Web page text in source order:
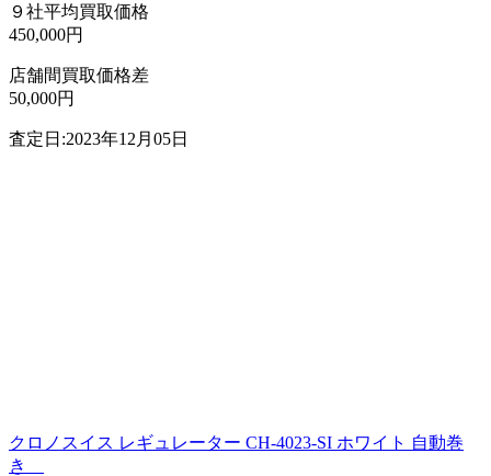
９社平均買取価格
450,000円
店舗間買取価格差
50,000円
査定日:2023年12月05日
クロノスイス レギュレーター CH-4023-SI ホワイト 自動巻
き